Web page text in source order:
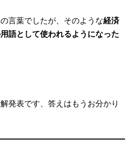
言葉でしたが、そのような経済
語として使われるようになった
発表です、答えはもうお分かり